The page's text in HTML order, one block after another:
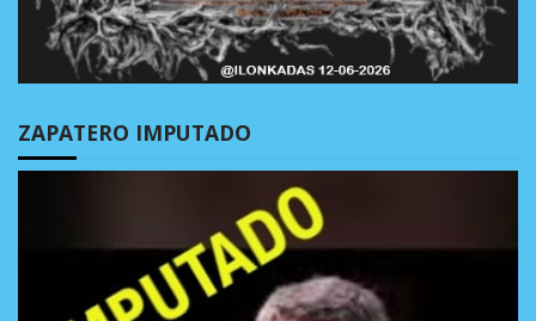
ZAPATERO IMPUTADO